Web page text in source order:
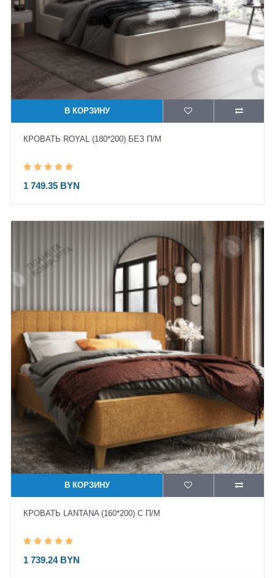
В КОРЗИНУ
КРОВАТЬ ROYAL (180*200) БЕЗ П/М
1 749.35 BYN
В КОРЗИНУ
КРОВАТЬ LANTANA (160*200) С П/М
1 739.24 BYN